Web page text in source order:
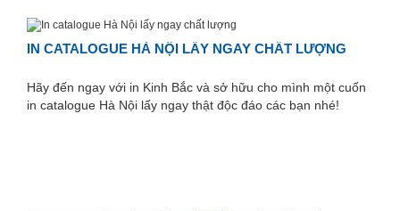
IN CATALOGUE HÀ NỘI LẤY NGAY CHẤT LƯỢNG
Hãy đến ngay với in Kinh Bắc và sở hữu cho mình một cuốn
in catalogue Hà Nội lấy ngay thật độc đáo các bạn nhé!